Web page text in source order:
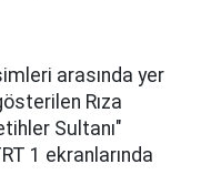
arasında yer
Rıza
Sultanı"
1 ekranlarında